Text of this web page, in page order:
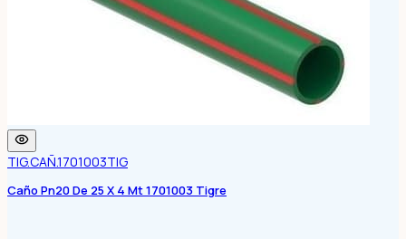
TIG.CAÑ.1701003TIG
Caño Pn20 De 25 X 4 Mt 1701003 Tigre